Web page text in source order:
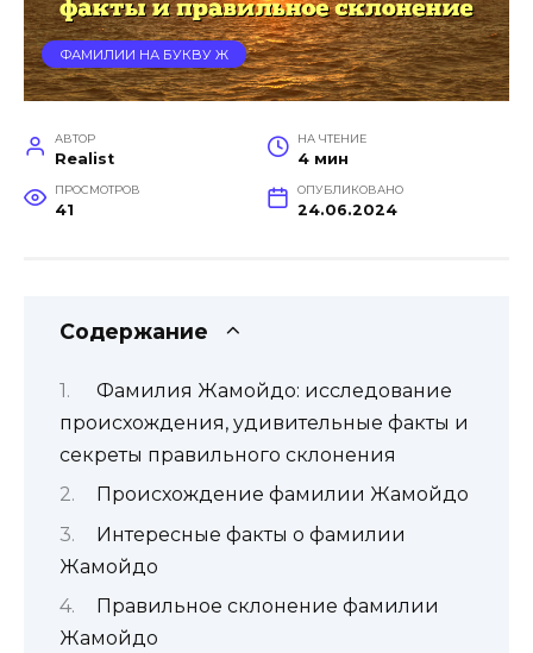
ФАМИЛИИ НА БУКВУ Ж
АВТОР
Realist
НА ЧТЕНИЕ
4 мин
ПРОСМОТРОВ
41
ОПУБЛИКОВАНО
24.06.2024
Содержание
Фамилия Жамойдо: исследование
происхождения, удивительные факты и
секреты правильного склонения
Происхождение фамилии Жамойдо
Интересные факты о фамилии
Жамойдо
Правильное склонение фамилии
Жамойдо